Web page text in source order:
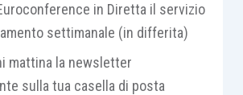
che distingue illitisconsorzio
omistoe laseconda
in Diretta il servizio
settimanale (in differita)
mattina la newsletter
sulla tua casella di posta